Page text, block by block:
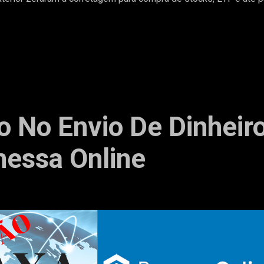
No Envio De
Online